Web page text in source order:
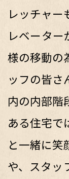
レッチャー
レベーター
様の移動の
ッフの皆さ
内の内部階
ある住宅で
と一緒に笑
や、スタッ